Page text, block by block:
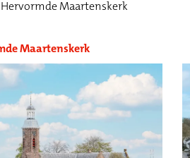
Maartenskerk
Maartenskerk